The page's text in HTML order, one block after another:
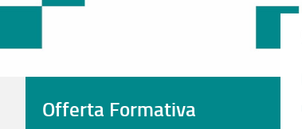
Offerta Formativa